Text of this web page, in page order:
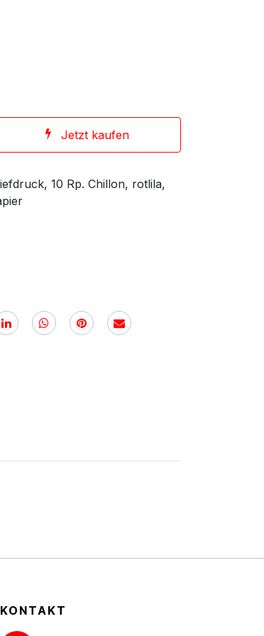
Jetzt kaufen
10 Rp. Chillon, rotlila,
KONTAKT